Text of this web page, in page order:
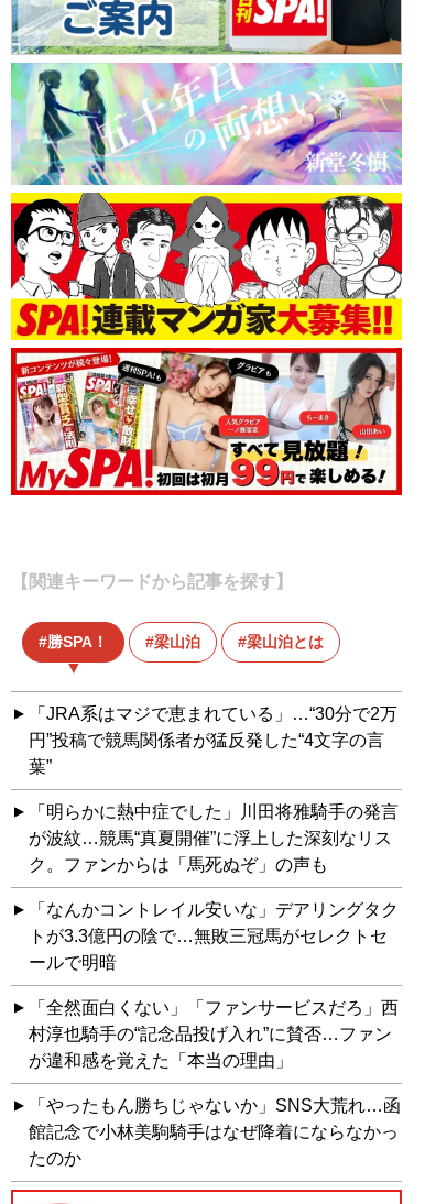
【関連キーワードから記事を探す】
勝SPA！ 梁山泊 梁山泊とは
「JRA系はマジで恵まれている」…“30分で2万
円”投稿で競馬関係者が猛反発した“4文字の言
葉”
「明らかに熱中症でした」川田将雅騎手の発言
が波紋…競馬“真夏開催”に浮上した深刻なリス
ク。ファンからは「馬死ぬぞ」の声も
「なんかコントレイル安いな」デアリングタク
トが3.3億円の陰で…無敗三冠馬がセレクトセ
ールで明暗
「全然面白くない」「ファンサービスだろ」西
村淳也騎手の“記念品投げ入れ”に賛否…ファン
が違和感を覚えた「本当の理由」
「やったもん勝ちじゃないか」SNS大荒れ…函
館記念で小林美駒騎手はなぜ降着にならなかっ
たのか